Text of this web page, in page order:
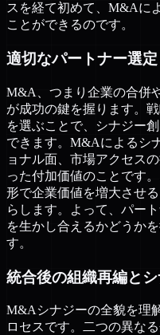
スを経て初めて、M&Aに
ことができるのです。
適切なパートナー選
M&A、つまり企業の合併
が成功の鍵を握ります。
を選ぶことで、シナジー
できます。M&Aによるシ
ョナル面、市場アクセス
った付加価値のことです
形で企業価値を増大させ
らします。よって、パー
を生かし合えるかどうか
す。
統合後の組織再編と
M&Aシナジーの全貌を理
ロセスです。二つの異な